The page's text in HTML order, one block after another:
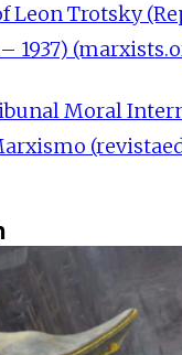
Leon Trotsky
1937)
Moral